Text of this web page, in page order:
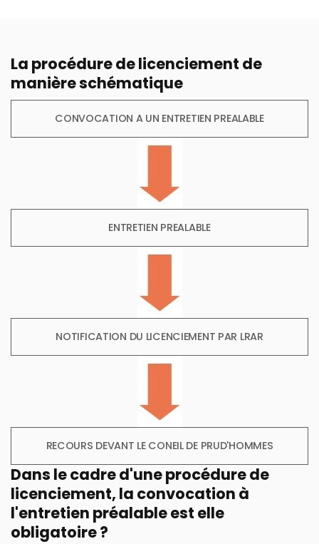
La procédure de licenciement de
manière schématique
CONVOCATION A UN ENTRETIEN PREALABLE
ENTRETIEN PREALABLE
NOTIFICATION DU LICENCIEMENT PAR LRAR
RECOURS DEVANT LE CONEIL DE PRUD'HOMMES
Dans le cadre d'une procédure de
licenciement, la convocation à
l'entretien préalable est elle
obligatoire ?